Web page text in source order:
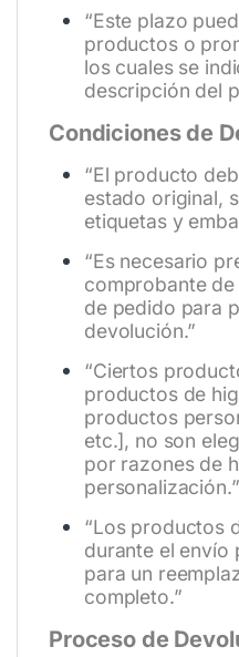
“Este plazo
productos o
los cuales se
descripción del
Condiciones de
“El producto
estado original,
etiquetas y
“Es necesario
comprobante
de pedido para
devolución.”
“Ciertos
productos de
productos
etc.], no son
por razones de
personalización.”
“Los productos
durante el envío
para un
completo.”
Proceso de